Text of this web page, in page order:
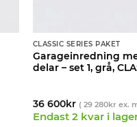
CLASSIC SERIES PAKET
Garageinredning
delar – set 1, grå,
36 600kr ( 29 280krex.
Endast 2 kvar i